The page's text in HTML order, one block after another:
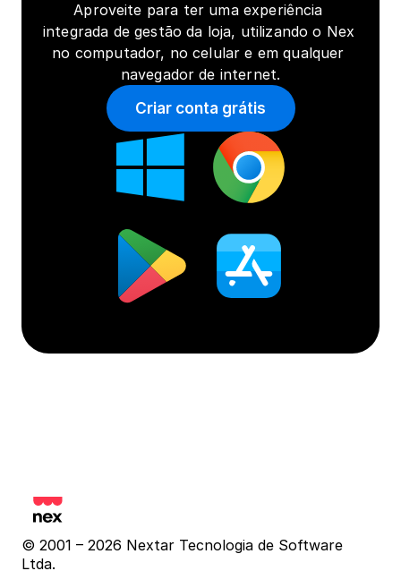
Aproveite para ter uma experiência
integrada de gestão da loja, utilizando o Nex
no computador, no celular e em qualquer
navegador de internet.
Criar conta grátis
© 2001 – 2026 Nextar Tecnologia de Software
Ltda.